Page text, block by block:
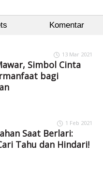
Komentar
13 Mar 2021
Simbol Cinta
bagi
1 Feb 2021
Saat Berlari:
Tahu dan Hindari!